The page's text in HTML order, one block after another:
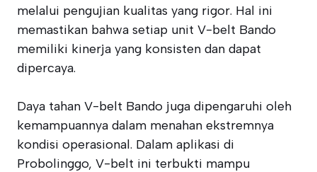
melalui pengujian kualitas yang rigor. Hal ini
memastikan bahwa setiap unit V-belt Bando
memiliki kinerja yang konsisten dan dapat
dipercaya.
Daya tahan V-belt Bando juga dipengaruhi oleh
kemampuannya dalam menahan ekstremnya
kondisi operasional. Dalam aplikasi di
Probolinggo, V-belt ini terbukti mampu